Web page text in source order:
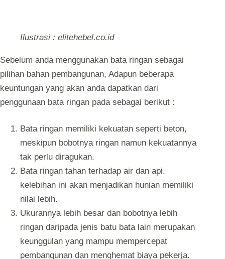
Ilustrasi : elitehebel.co.id
Sebelum anda menggunakan bata ringan sebagai
pilihan bahan pembangunan, Adapun beberapa
keuntungan yang akan anda dapatkan dari
penggunaan bata ringan pada sebagai berikut :
Bata ringan memiliki kekuatan seperti beton,
meskipun bobotnya ringan namun kekuatannya
tak perlu diragukan.
Bata ringan tahan terhadap air dan api.
kelebihan ini akan menjadikan hunian memiliki
nilai lebih.
Ukurannya lebih besar dan bobotnya lebih
ringan daripada jenis batu bata lain merupakan
keunggulan yang mampu mempercepat
pembangunan dan menghemat biaya pekerja.